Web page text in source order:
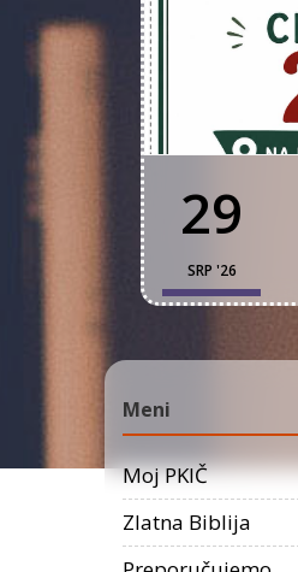
29
SRP '26
Meni
Moj PKIČ
Zlatna Biblija